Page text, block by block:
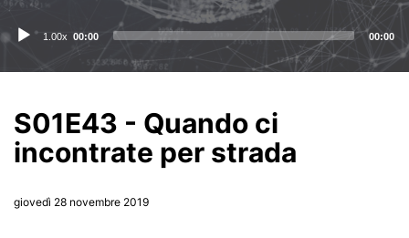
Audio 1.00x 00:00 00:00
S01E43 - Quando ci
incontrate per strada
giovedì 28 novembre 2019